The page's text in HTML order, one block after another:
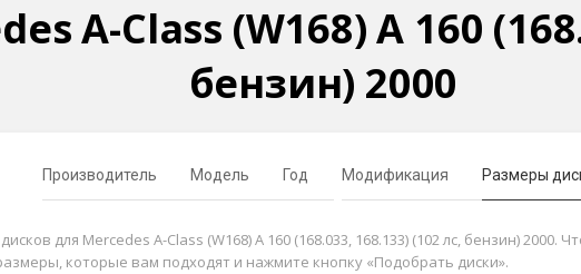
A-Class (W168) A 160
бензин) 2000
Производитель Модель Год Модификация Размеры
для Mercedes A-Class (W168) A 160 (168.033, 168.133) (102 лс, бензин) 2000.
которые вам подходят и нажмите кнопку «Подобрать диски».